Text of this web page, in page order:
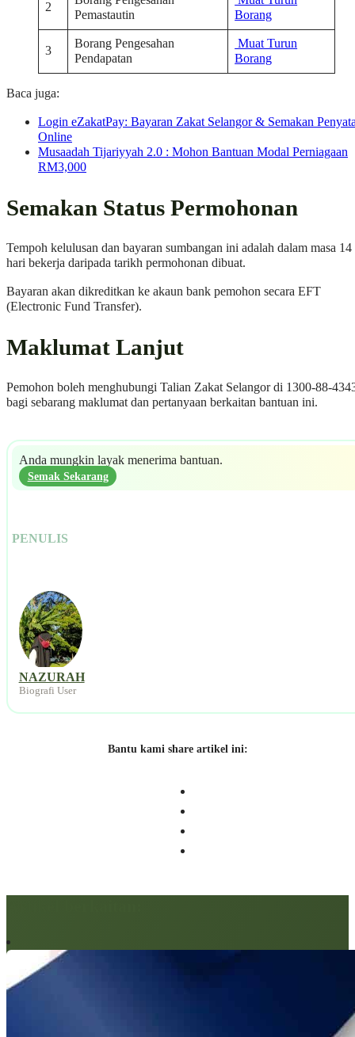
2
Pemastautin
Borang
3
Borang Pengesahan
Pendapatan
Muat Turun
Borang
Baca juga:
Login eZakatPay: Bayaran Zakat Selangor & Semakan
Online
Musaadah Tijariyyah 2.0 : Mohon Bantuan Modal Perniagaan
RM3,000
Semakan Status Permohonan
Tempoh kelulusan dan bayaran sumbangan ini adalah dalam masa 14
hari bekerja daripada tarikh permohonan dibuat.
Bayaran akan dikreditkan ke akaun bank pemohon secara EFT
(Electronic Fund Transfer).
Maklumat Lanjut
Pemohon boleh menghubungi Talian Zakat Selangor di 1300-88-
bagi sebarang maklumat dan pertanyaan berkaitan bantuan ini.
Anda mungkin layak menerima bantuan.
Semak Sekarang
PENULIS
NAZURAH
Biografi User
Bantu kami share artikel ini: